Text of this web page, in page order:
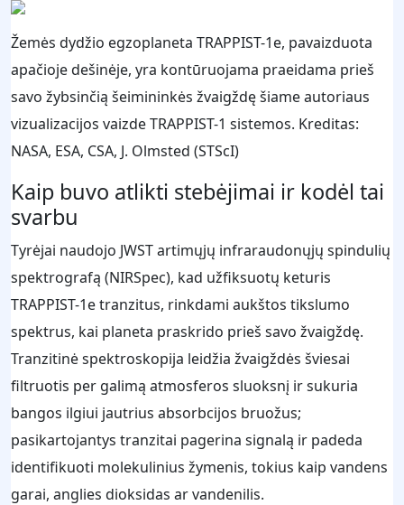
Žemės dydžio egzoplaneta TRAPPIST-1e, pavaizduota
apačioje dešinėje, yra kontūruojama praeidama prieš
savo žybsinčią šeimininkės žvaigždę šiame autoriaus
vizualizacijos vaizde TRAPPIST-1 sistemos. Kreditas:
NASA, ESA, CSA, J. Olmsted (STScI)
Kaip buvo atlikti stebėjimai ir kodėl tai
svarbu
Tyrėjai naudojo JWST artimųjų infraraudonųjų spindulių
spektrografą (NIRSpec), kad užfiksuotų keturis
TRAPPIST-1e tranzitus, rinkdami aukštos tikslumo
spektrus, kai planeta praskrido prieš savo žvaigždę.
Tranzitinė spektroskopija leidžia žvaigždės šviesai
filtruotis per galimą atmosferos sluoksnį ir sukuria
bangos ilgiui jautrius absorbcijos bruožus;
pasikartojantys tranzitai pagerina signalą ir padeda
identifikuoti molekulinius žymenis, tokius kaip vandens
garai, anglies dioksidas ar vandenilis.